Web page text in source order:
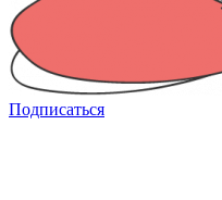
Подписаться